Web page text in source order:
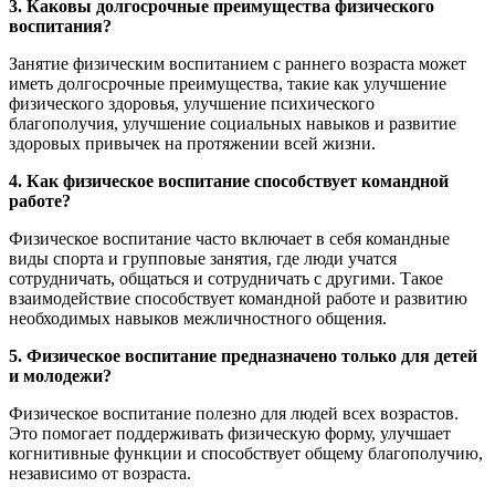
3. Каковы долгосрочные преимущества физического
воспитания?
Занятие физическим воспитанием с раннего возраста может
иметь долгосрочные преимущества, такие как улучшение
физического здоровья, улучшение психического
благополучия, улучшение социальных навыков и развитие
здоровых привычек на протяжении всей жизни.
4. Как физическое воспитание способствует командной
работе?
Физическое воспитание часто включает в себя командные
виды спорта и групповые занятия, где люди учатся
сотрудничать, общаться и сотрудничать с другими. Такое
взаимодействие способствует командной работе и развитию
необходимых навыков межличностного общения.
5. Физическое воспитание предназначено только для детей
и молодежи?
Физическое воспитание полезно для людей всех возрастов.
Это помогает поддерживать физическую форму, улучшает
когнитивные функции и способствует общему благополучию,
независимо от возраста.